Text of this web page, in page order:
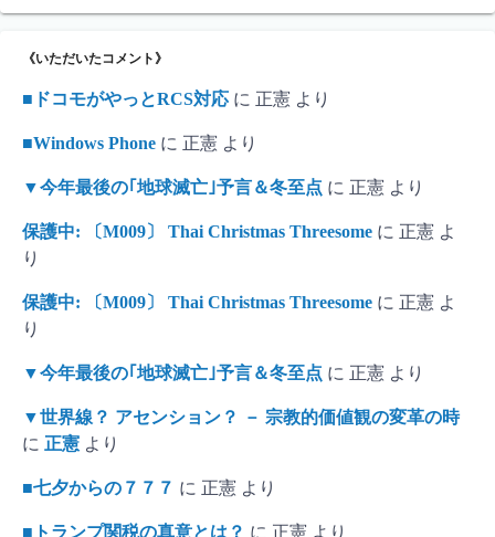
《いただいたコメント》
■ドコモがやっとRCS対応 に 正憲 より
■Windows Phone に 正憲 より
▼今年最後の｢地球滅亡｣予言＆冬至点 に 正憲 より
保護中: 〔M009〕 Thai Christmas Threesome に 正憲 よ
り
保護中: 〔M009〕 Thai Christmas Threesome に 正憲 よ
り
▼今年最後の｢地球滅亡｣予言＆冬至点 に 正憲 より
▼世界線？ アセンション？ － 宗教的価値観の変革の時
に 正憲 より
■七夕からの７７７ に 正憲 より
■トランプ関税の真意とは？ に 正憲 より